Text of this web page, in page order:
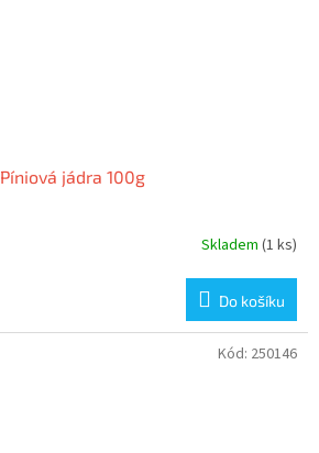
Píniová jádra 100g
Skladem (1 ks)
Do košíku
Kód: 250146